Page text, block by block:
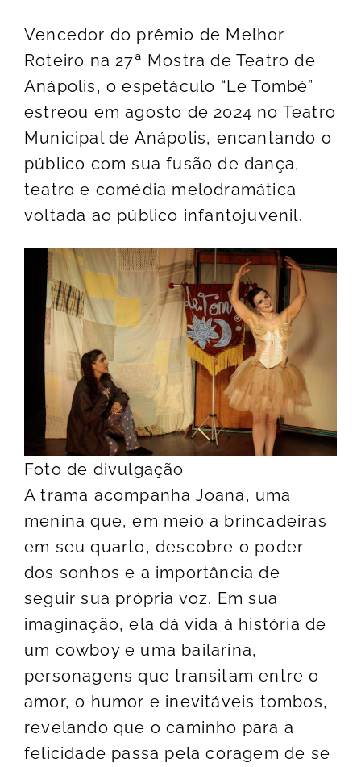
Vencedor do prêmio de Melhor
Roteiro na 27ª Mostra de Teatro de
Anápolis, o espetáculo “Le Tombé”
estreou em agosto de 2024 no Teatro
Municipal de Anápolis, encantando o
público com sua fusão de dança,
teatro e comédia melodramática
voltada ao público infantojuvenil.
Foto de divulgação
A trama acompanha Joana, uma
menina que, em meio a brincadeiras
em seu quarto, descobre o poder
dos sonhos e a importância de
seguir sua própria voz. Em sua
imaginação, ela dá vida à história de
um cowboy e uma bailarina,
personagens que transitam entre o
amor, o humor e inevitáveis tombos,
revelando que o caminho para a
felicidade passa pela coragem de se